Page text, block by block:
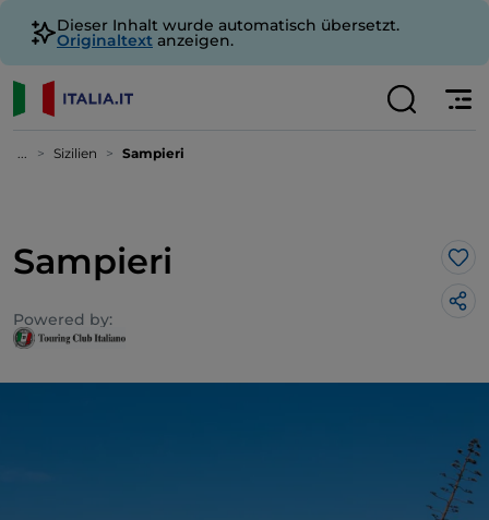
Dieser Inhalt wurde automatisch übersetzt.
Originaltext anzeigen.
... Sizilien Sampieri
Sampieri
Powered by: